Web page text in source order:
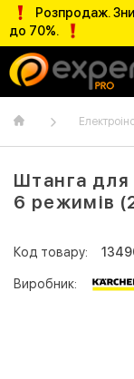
Розпродаж.
до 70%.
Штанга для
6 режимів
Код товару:
Виробник: